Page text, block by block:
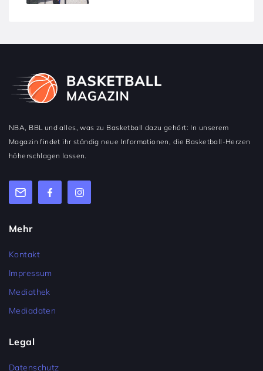
NBA, BBL und alles, was zu Basketball dazu gehört: In unserem
Magazin findet ihr ständig neue Informationen, die Basketball-Herzen
höherschlagen lassen.
Mehr
Kontakt
Impressum
Mediathek
Mediadaten
Legal
Datenschutz